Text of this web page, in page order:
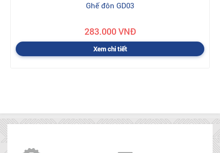
Ghế đôn GD03
283.000 VNĐ
Xem chi tiết